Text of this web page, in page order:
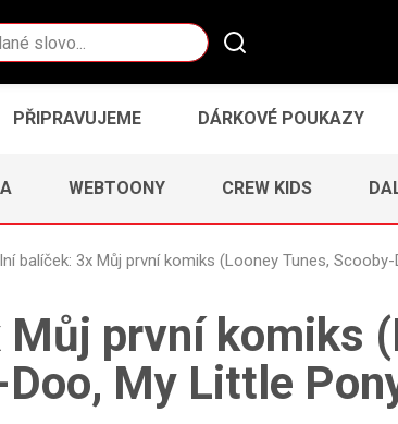
PŘIPRAVUJEME DÁRKOVÉ POUKAZY
WEBTOONY CREW KIDS
balíček: 3x Můj první komiks (Looney Tunes,
první komiks
My Little